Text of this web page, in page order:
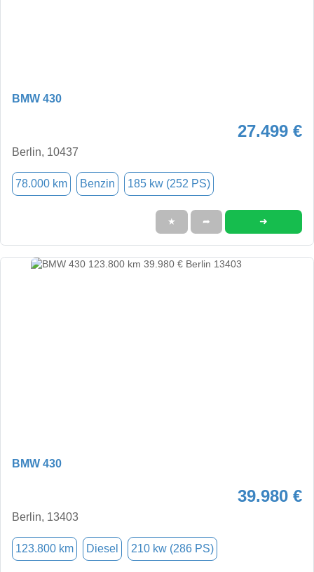
BMW 430
27.499 €
Berlin, 10437
78.000 km Benzin 185 kw (252 PS)
★ ➦ ➜
BMW 430
39.980 €
Berlin, 13403
123.800 km Diesel 210 kw (286 PS)